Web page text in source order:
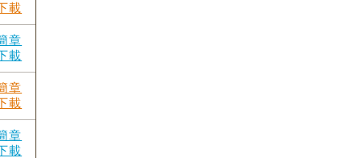
載
章
載
章
載
章
載